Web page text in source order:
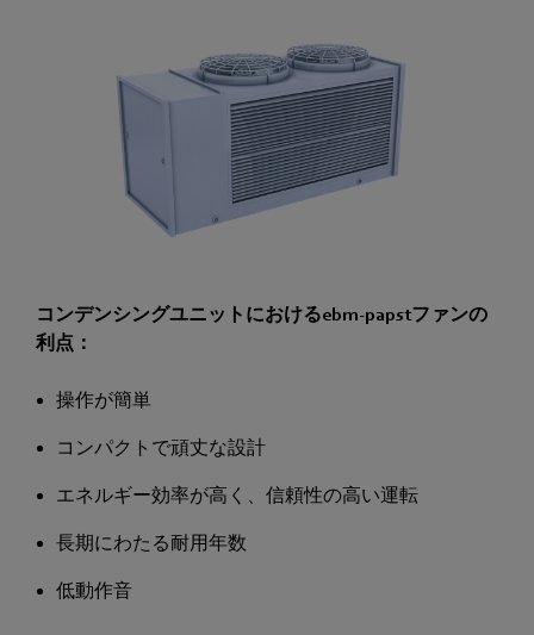
コンデンシングユニットにおけるebm-papstファンの
利点：
操作が簡単
コンパクトで頑丈な設計
エネルギー効率が高く、信頼性の高い運転
長期にわたる耐用年数
低動作音